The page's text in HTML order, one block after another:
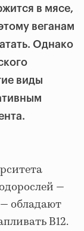
в мясе,
веганам
Однако
виды
—
обладают
B12.